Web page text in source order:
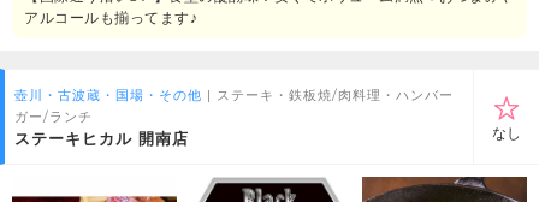
アルコールも揃ってます♪
壺川・古波蔵・国場・その他 | ステーキ・鉄板焼/肉料理・ハンバー
ガー/ランチ
ステーキヒカル 開南店 なし